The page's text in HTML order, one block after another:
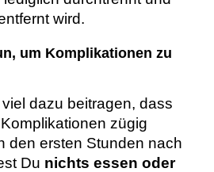
wird.
um Komplikationen zu
dazu beitragen, dass
zügig
den ersten Stunden nach
Du nichts essen oder